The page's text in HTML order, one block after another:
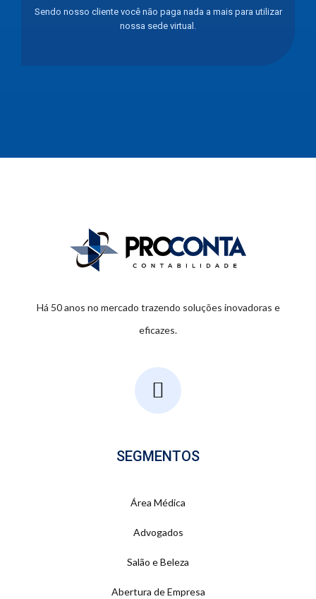
Sendo nosso cliente você nāo paga nada a mais para utilizar
nossa sede virtual.
Há 50 anos no mercado trazendo soluções inovadoras e
eficazes.
SEGMENTOS
Área Médica
Advogados
Salão e Beleza
Abertura de Empresa